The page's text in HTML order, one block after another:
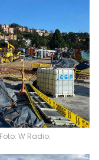
W Radio.